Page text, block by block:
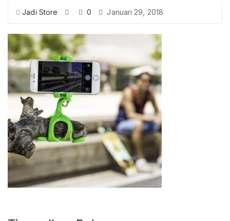
Jadi Store 0 Januari 29, 2018